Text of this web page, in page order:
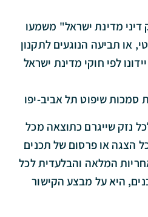
דיני מדינת ישראל" משמעו
או תביעה הנוגעים לתקנון
לפי חוקי מדינת ישראל
סמכות שיפוט תל אביב-יפו
נזק שייגרם כתוצאה מכל
הצגה או פרסום של תכנים
המלאה והבלעדית לכל
היא על מבצע הקישור